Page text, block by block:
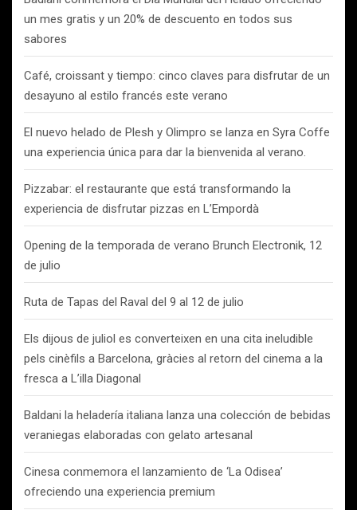
un mes gratis y un 20% de descuento en todos sus
sabores
Café, croissant y tiempo: cinco claves para disfrutar de un
desayuno al estilo francés este verano
El nuevo helado de Plesh y Olimpro se lanza en Syra Coffe
una experiencia única para dar la bienvenida al verano.
Pizzabar: el restaurante que está transformando la
experiencia de disfrutar pizzas en L’Empordà
Opening de la temporada de verano Brunch Electronik, 12
de julio
Ruta de Tapas del Raval del 9 al 12 de julio
Els dijous de juliol es converteixen en una cita ineludible
pels cinèfils a Barcelona, gràcies al retorn del cinema a la
fresca a L’illa Diagonal
Baldani la heladería italiana lanza una colección de bebidas
veraniegas elaboradas con gelato artesanal
Cinesa conmemora el lanzamiento de ‘La Odisea’
ofreciendo una experiencia premium